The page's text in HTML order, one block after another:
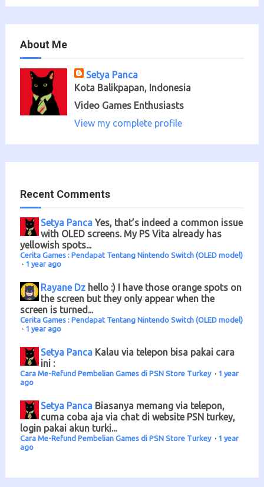
About Me
Setya Panca
Kota Balikpapan, Indonesia
Video Games Enthusiasts
View my complete profile
Recent Comments
Setya Panca Yes, that’s indeed a common issue
with OLED screens. My PS Vita already has
yellowish spots...
Cerita Games : Pendapat Tentang Nintendo Switch (OLED model)
· 1 year ago
Rayane Dz hello :) I have those orange spots on
the screen but they only appear when the
screen is turned...
Cerita Games : Pendapat Tentang Nintendo Switch (OLED model)
· 1 year ago
Setya Panca Kalau via telepon bisa pakai cara
ini :
Cara Me-Refund Pembelian Games di PSN Store Turkey · 1 year
ago
Setya Panca Biasanya memang via telepon,
cuma coba aja via chat di website PSN turkey,
login pakai akun turki...
Cara Me-Refund Pembelian Games di PSN Store Turkey · 1 year
ago